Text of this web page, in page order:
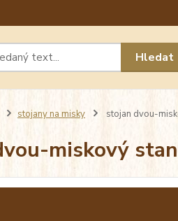
Hledat
stojany na misky stojan dvou-
miskový